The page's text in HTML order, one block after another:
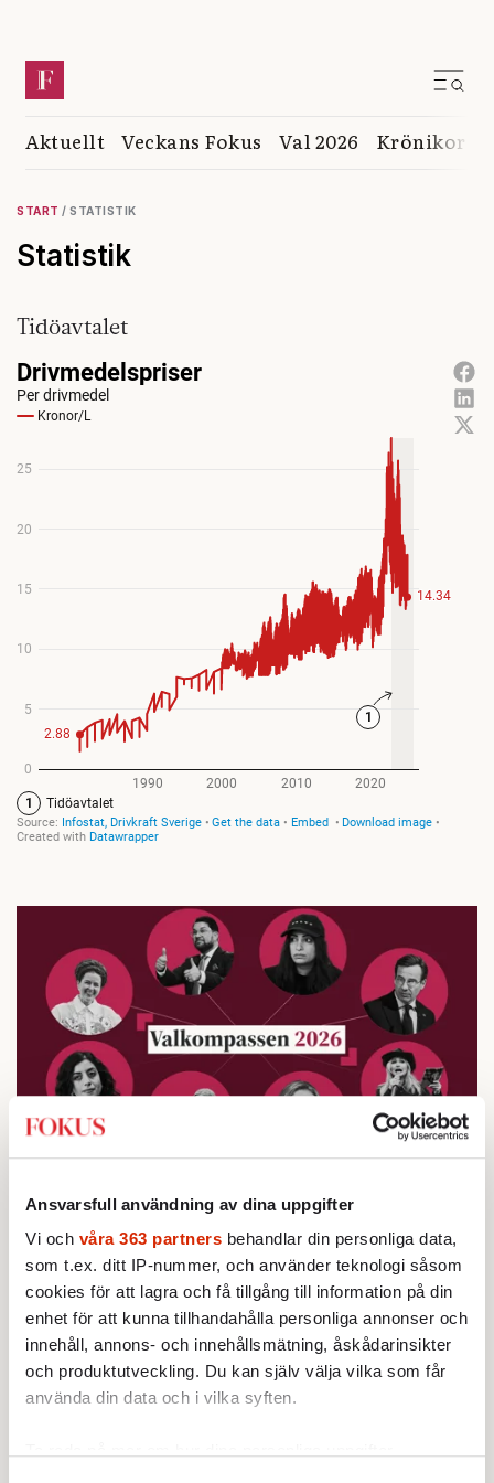
Ansvarsfull användning av dina uppgifter
Vi och våra 363 partners behandlar din personliga data,
som t.ex. ditt IP-nummer, och använder teknologi såsom
cookies för att lagra och få tillgång till information på din
enhet för att kunna tillhandahålla personliga annonser och
innehåll, annons- och innehållsmätning, åskådarinsikter
och produktutveckling. Du kan själv välja vilka som får
använda din data och i vilka syften.
Aktuellt Veckans Fokus Val 2026 Krönikor
START / STATISTIK
Statistik
Tidöavtalet
Testa vår valkompass 2026!
Testa här!